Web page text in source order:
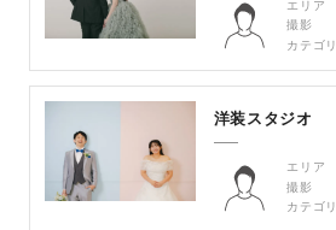
エリア
撮影
カテゴリ
洋装スタジオ
エリア
撮影
カテゴリ